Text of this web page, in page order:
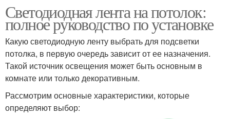
Светодиодная лента на потолок:
полное руководство по установке
Какую светодиодную ленту выбрать для подсветки
потолка, в первую очередь зависит от ее назначения.
Такой источник освещения может быть основным в
комнате или только декоративным.
Рассмотрим основные характеристики, которые
определяют выбор: